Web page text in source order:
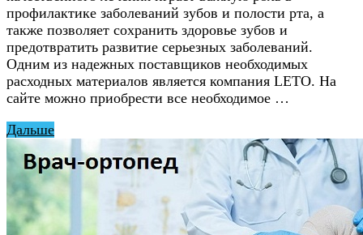
профилактике заболеваний зубов и полости рта, а
также позволяет сохранить здоровье зубов и
предотвратить развитие серьезных заболеваний.
Одним из надежных поставщиков необходимых
расходных материалов является компания LETO. На
сайте можно приобрести все необходимое …
Дальше